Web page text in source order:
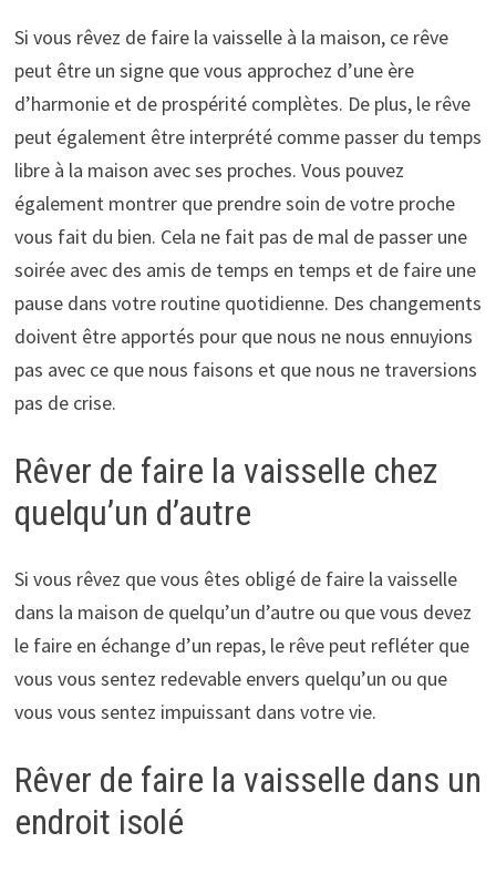
Si vous rêvez de faire la vaisselle à la maison, ce rêve
peut être un signe que vous approchez d’une ère
d’harmonie et de prospérité complètes. De plus, le rêve
peut également être interprété comme passer du temps
libre à la maison avec ses proches. Vous pouvez
également montrer que prendre soin de votre proche
vous fait du bien. Cela ne fait pas de mal de passer une
soirée avec des amis de temps en temps et de faire une
pause dans votre routine quotidienne. Des changements
doivent être apportés pour que nous ne nous ennuyions
pas avec ce que nous faisons et que nous ne traversions
pas de crise.
Rêver de faire la vaisselle chez
quelqu’un d’autre
Si vous rêvez que vous êtes obligé de faire la vaisselle
dans la maison de quelqu’un d’autre ou que vous devez
le faire en échange d’un repas, le rêve peut refléter que
vous vous sentez redevable envers quelqu’un ou que
vous vous sentez impuissant dans votre vie.
Rêver de faire la vaisselle dans un
endroit isolé